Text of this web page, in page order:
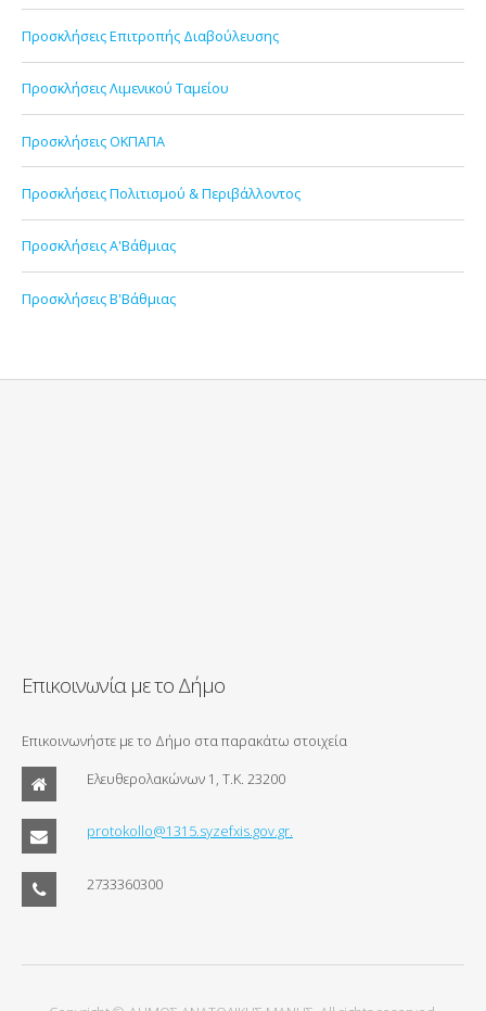
Προσκλήσεις Επιτροπής Διαβούλευσης
Προσκλήσεις Λιμενικού Ταμείου
Προσκλήσεις ΟΚΠΑΠΑ
Προσκλήσεις Πολιτισμού & Περιβάλλοντος
Προσκλήσεις Α'Βάθμιας
Προσκλήσεις Β'Βάθμιας
Επικοινωνία με το Δήμο
Επικοινωνήστε με το Δήμο στα παρακάτω στοιχεία
Ελευθερολακώνων 1, Τ.Κ. 23200
protokollo@1315.syzefxis.gov.gr.
2733360300